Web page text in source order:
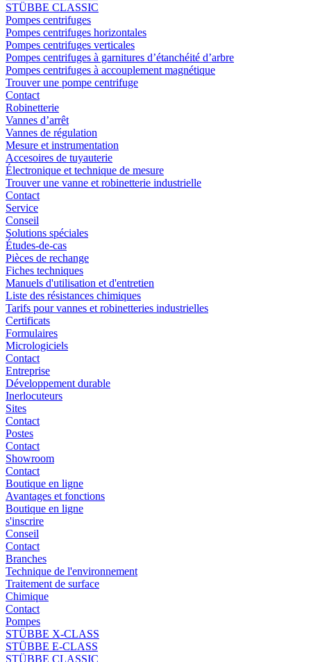
STÜBBE CLASSIC
Pompes centrifuges
Pompes centrifuges horizontales
Pompes centrifuges verticales
Pompes centrifuges à garnitures d’étanchéité d’arbre
Pompes centrifuges à accouplement magnétique
Trouver une pompe centrifuge
Contact
Robinetterie
Vannes d’arrêt
Vannes de régulation
Mesure et instrumentation
Accesoires de tuyauterie
Électronique et technique de mesure
Trouver une vanne et robinetterie industrielle
Contact
Service
Conseil
Solutions spéciales
Études-de-cas
Pièces de rechange
Fiches techniques
Manuels d'utilisation et d'entretien
Liste des résistances chimiques
Tarifs pour vannes et robinetteries industrielles
Certificats
Formulaires
Micrologiciels
Contact
Entreprise
Développement durable
Inerlocuteurs
Sites
Contact
Postes
Contact
Showroom
Contact
Boutique en ligne
Avantages et fonctions
Boutique en ligne
s'inscrire
Conseil
Contact
Branches
Technique de l'environnement
Traitement de surface
Chimique
Contact
Pompes
STÜBBE X-CLASS
STÜBBE E-CLASS
STÜBBE CLASSIC